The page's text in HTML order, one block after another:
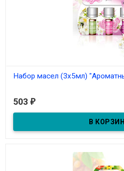
Набор масел (3х5мл)
503 ₽